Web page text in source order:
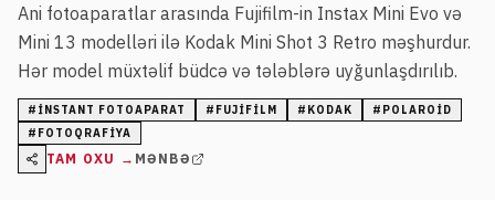
Ani fotoaparatlar arasında Fujifilm-in Instax Mini Evo və
Mini 13 modelləri ilə Kodak Mini Shot 3 Retro məşhurdur.
Hər model müxtəlif büdcə və tələblərə uyğunlaşdırılıb.
# INSTANT FOTOAPARAT # FUJIFILM # KODAK # POLAROID
# FOTOQRAFIYA
TAM OXU → MƏNBƏ